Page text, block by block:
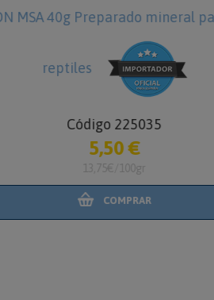
mineral para aves y
Código 225035